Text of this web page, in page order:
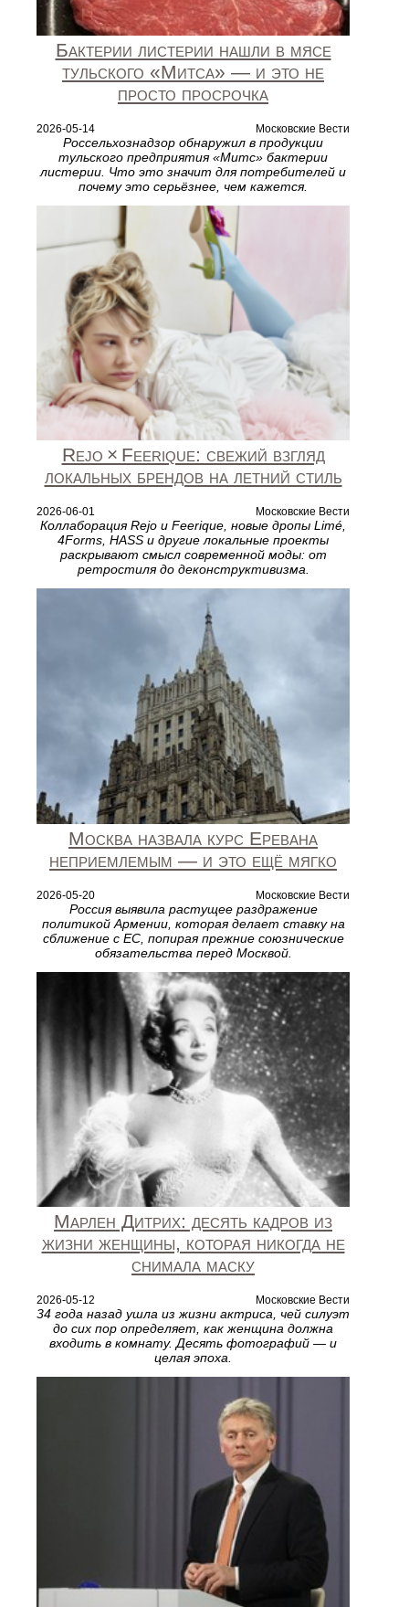
Бактерии листерии нашли в мясе
тульского «Митса» — и это не
просто просрочка
2026-05-14 Московские Вести
Россельхознадзор обнаружил в продукции
тульского предприятия «Митс» бактерии
листерии. Что это значит для потребителей и
почему это серьёзнее, чем кажется.
Rejo × Feerique: свежий взгляд
локальных брендов на летний стиль
2026-06-01 Московские Вести
Коллаборация Rejo и Feerique, новые дропы Limé,
4Forms, HASS и другие локальные проекты
раскрывают смысл современной моды: от
ретростиля до деконструктивизма.
Москва назвала курс Еревана
неприемлемым — и это ещё мягко
2026-05-20 Московские Вести
Россия выявила растущее раздражение
политикой Армении, которая делает ставку на
сближение с ЕС, попирая прежние союзнические
обязательства перед Москвой.
Марлен Дитрих: десять кадров из
жизни женщины, которая никогда не
снимала маску
2026-05-12 Московские Вести
34 года назад ушла из жизни актриса, чей силуэт
до сих пор определяет, как женщина должна
входить в комнату. Десять фотографий — и
целая эпоха.